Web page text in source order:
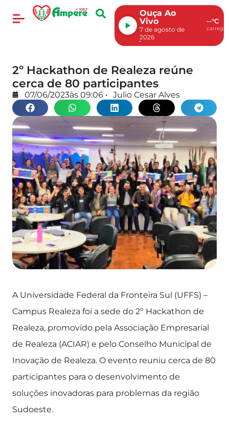
Ouça Ao
Vivo
7 de agosto de
2026
--°C
2º Hackathon de Realeza reúne
cerca de 80 participantes
07/06/2023às 09:06 • Julio Cesar Alves
A Universidade Federal da Fronteira Sul (UFFS) –
Campus Realeza foi a sede do 2º Hackathon de
Realeza, promovido pela Associação Empresarial
de Realeza (ACIAR) e pelo Conselho Municipal de
Inovação de Realeza. O evento reuniu cerca de 80
participantes para o desenvolvimento de
soluções inovadoras para problemas da região
Sudoeste.